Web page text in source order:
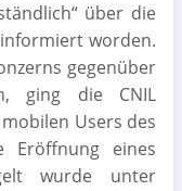
über die
worden.
gegenüber
ging die CNIL
Users des
Eröffnung eines
wurde unter